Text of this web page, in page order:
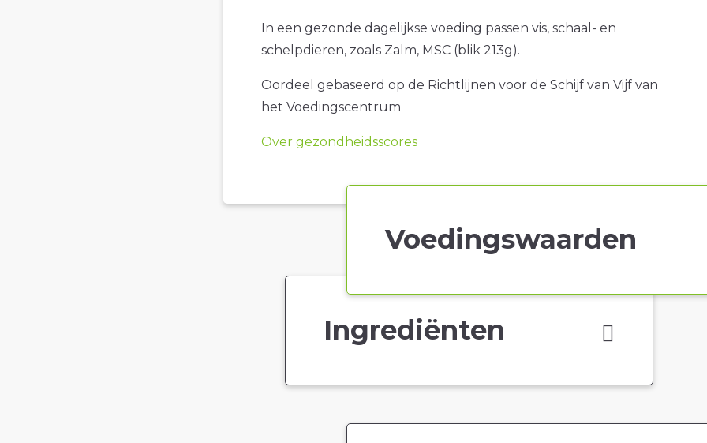
In een gezonde dagelijkse voeding passen vis, schaal- en
schelpdieren, zoals Zalm, MSC (blik 213g).
Oordeel gebaseerd op de Richtlijnen voor de Schijf van Vijf van
het Voedingscentrum
Over gezondheidsscores
Voedingswaarden
Ingrediënten